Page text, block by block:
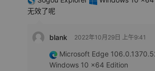
无效了呢
blank 2022年10月29日 上午9:41
Microsoft Edge
Windows 10 x64 Edition